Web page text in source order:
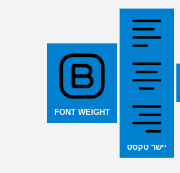
יישר טקסט
FONT WEIGHT